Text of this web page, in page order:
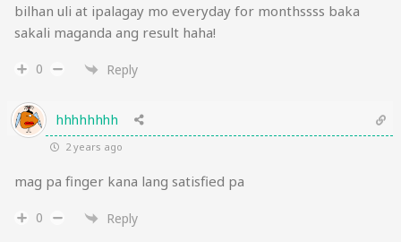
bilhan uli at ipalagay mo everyday for monthssss baka
sakali maganda ang result haha!
0 Reply
hhhhhhhh
2 years ago
mag pa finger kana lang satisfied pa
0 Reply